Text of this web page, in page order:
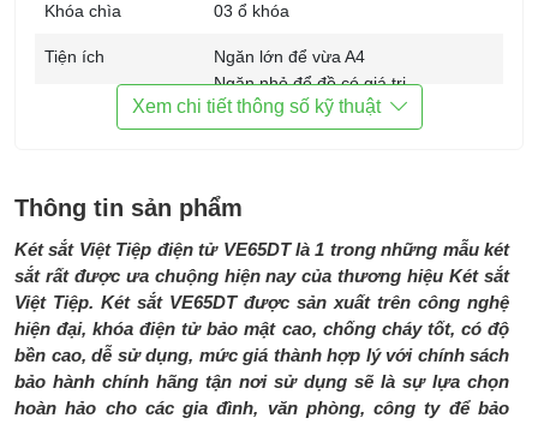
Thông tin sản phẩm
Két sắt Việt Tiệp điện tử VE65DT là 1 trong những mẫu két
sắt rất được ưa chuộng hiện nay của thương hiệu Két sắt
Việt Tiệp. Két sắt VE65DT được sản xuất trên công nghệ
hiện đại, khóa điện tử bảo mật cao, chống cháy tốt, có độ
bền cao, dễ sử dụng, mức giá thành hợp lý với chính sách
bảo hành chính hãng tận nơi sử dụng sẽ là sự lựa chọn
hoàn hảo cho các gia đình, văn phòng, công ty để bảo
Khóa chìa 03 ổ khóa
Tiện ích
Ngăn lớn để vừa A4
Ngăn nhỏ để đồ có giá trị
Đổi mật khẩu khi két mở
Có chìa dự phòng khi quên mật khẩu
Pin cho hệ thống
khóa
4 viên AAA lắp ngoài
Phụ kiện đi cùng:
Hộp đựng Pin, HDSD, Phiếu bảo
hành
Kích thước két: 400(rộng) x 390(sâu) x 540(cao) mm
Trọng lượng: 55 (kg)
Xem chi tiết thông số kỹ thuật